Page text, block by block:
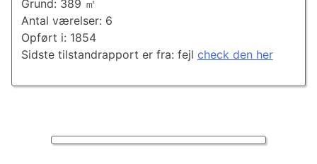
Grund: 389 ㎡
Antal værelser: 6
Opført i: 1854
Sidste tilstandrapport er fra: fejl check den her